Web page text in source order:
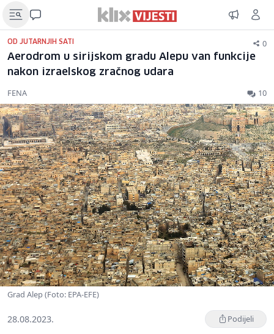
OD JUTARNJIH SATI 0
Aerodrom u sirijskom gradu Alepu van funkcije
nakon izraelskog zračnog udara
FENA 10
Grad Alep (Foto: EPA-EFE)
28.08.2023. Podijeli